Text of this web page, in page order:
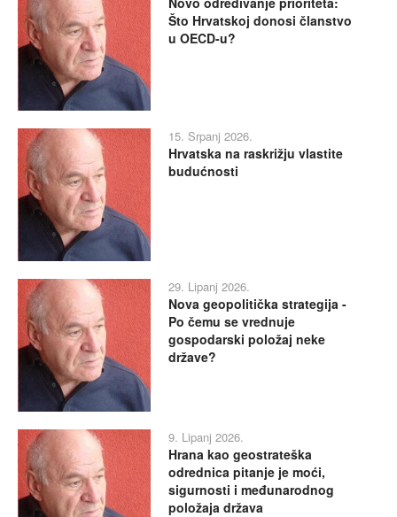
Što Hrvatskoj donosi članstvo
u OECD-u?
15. Srpanj 2026.
Hrvatska na raskrižju vlastite
budućnosti
29. Lipanj 2026.
Nova geopolitička strategija -
Po čemu se vrednuje
gospodarski položaj neke
države?
9. Lipanj 2026.
Hrana kao geostrateška
odrednica pitanje je moći,
sigurnosti i međunarodnog
položaja država